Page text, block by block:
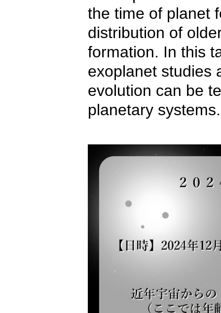
the time of planet
distribution of
formation. In this
exoplanet studies
evolution can be
planetary systems.